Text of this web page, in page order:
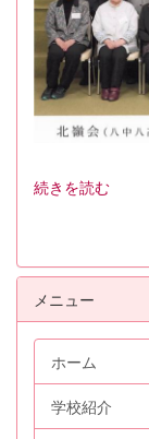
続きを読む
メニュー
ホーム
学校紹介